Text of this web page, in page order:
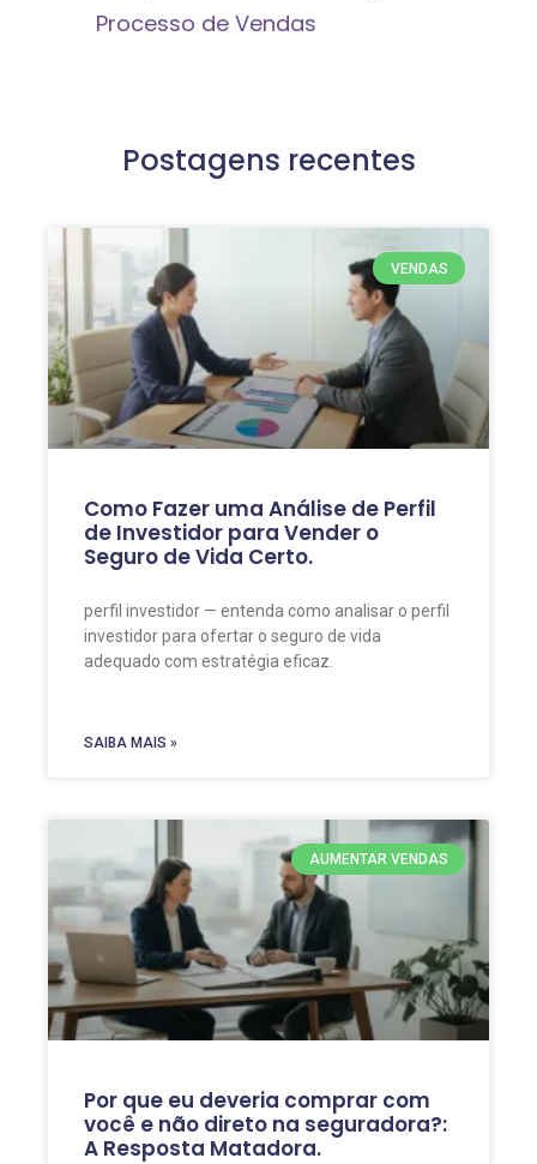
Processo de Vendas
Postagens recentes
VENDAS
Como Fazer uma Análise de Perfil
de Investidor para Vender o
Seguro de Vida Certo.
perfil investidor — entenda como analisar o perfil
investidor para ofertar o seguro de vida
adequado com estratégia eficaz.
SAIBA MAIS »
AUMENTAR VENDAS
Por que eu deveria comprar com
você e não direto na seguradora?:
A Resposta Matadora.